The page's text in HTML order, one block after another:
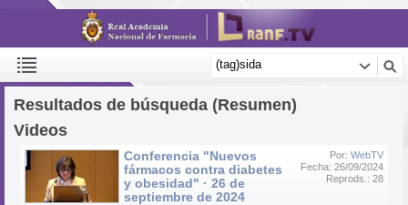
Resultados de búsqueda (Resumen)
Videos
Por: WebTV
Fecha: 26/09/2024
Reprods.: 28
Conferencia "Nuevos
fármacos contra diabetes
y obesidad" · 26 de
septiembre de 2024